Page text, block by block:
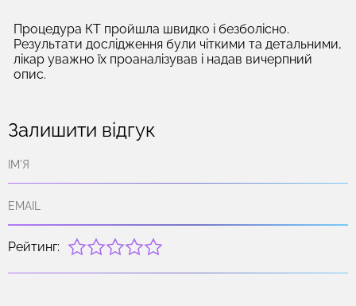
Процедура КТ пройшла швидко і безболісно.
Результати дослідження були чіткими та детальними,
лікар уважно їх проаналізував і надав вичерпний
опис.
Залишити відгук
Рейтинг: